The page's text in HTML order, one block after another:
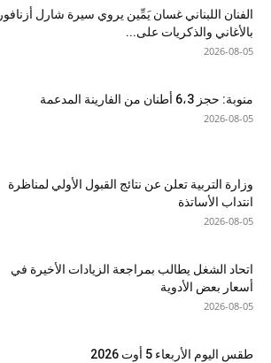
الفنان اللبناني غسان يَمِّين يروي سيرة شارل أزنافور
بالأغاني والذكريات على...
2026-08-05
منوبة: حجز 6،3 أطنان من الفارينة المدعمة
2026-08-05
وزارة التربية تعلن عن نتائج القبول الأولي لمناظرة
انتداب الأساتذة
2026-08-05
اتحاد الشغل يطالب بمراجعة الزيادات الأخيرة في
أسعار بعض الأدوية
2026-08-05
طقس اليوم الأربعاء 5 أوت 2026